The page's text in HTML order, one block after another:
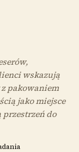
wskazują
pakowaniem
jako miejsce
do